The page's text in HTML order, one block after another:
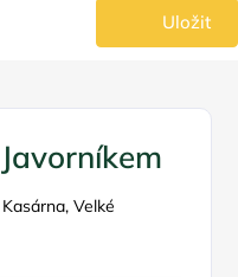
Uložit
Velké